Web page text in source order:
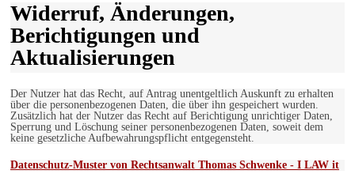
Widerruf, Änderungen,
Berichtigungen und
Aktualisierungen
Der Nutzer hat das Recht, auf Antrag unentgeltlich Auskunft zu erhalten
über die personenbezogenen Daten, die über ihn gespeichert wurden.
Zusätzlich hat der Nutzer das Recht auf Berichtigung unrichtiger Daten,
Sperrung und Löschung seiner personenbezogenen Daten, soweit dem
keine gesetzliche Aufbewahrungspflicht entgegensteht.
Datenschutz-Muster von Rechtsanwalt Thomas Schwenke - I LAW it